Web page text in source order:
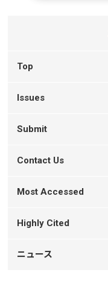
Top
Issues
Submit
Contact Us
Most Accessed
Highly Cited
ニュース